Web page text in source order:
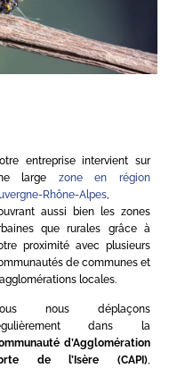
entreprise intervient sur
large zone en région
Rhône-Alpes,
aussi bien les zones
que rurales grâce à
proximité avec plusieurs
de communes et
locales.
nous déplaçons
dans la
d’Agglomération
de l’Isère (CAPI),